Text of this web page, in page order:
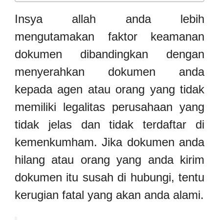
Insya allah anda lebih
mengutamakan faktor keamanan
dokumen dibandingkan dengan
menyerahkan dokumen anda
kepada agen atau orang yang tidak
memiliki legalitas perusahaan yang
tidak jelas dan tidak terdaftar di
kemenkumham. Jika dokumen anda
hilang atau orang yang anda kirim
dokumen itu susah di hubungi, tentu
kerugian fatal yang akan anda alami.